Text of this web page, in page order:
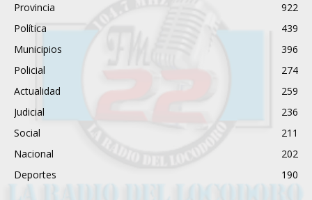
Provincia
922
Política
439
Municipios
396
Policial
274
Actualidad
259
Judicial
236
Social
211
Nacional
202
Deportes
190